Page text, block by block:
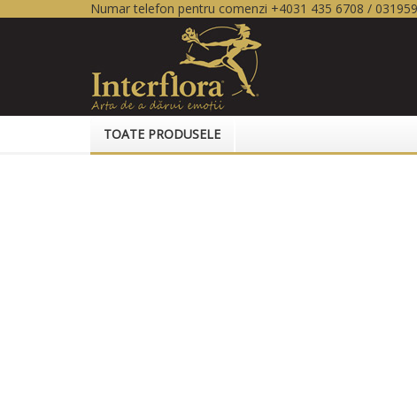
Numar telefon pentru comenzi +4031 435 6708 /
TOATE PRODUSELE